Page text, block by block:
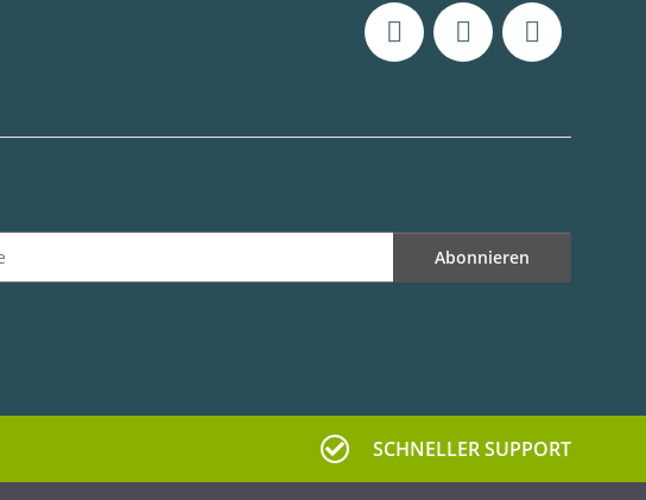
Abonnieren
SCHNELLER SUPPORT